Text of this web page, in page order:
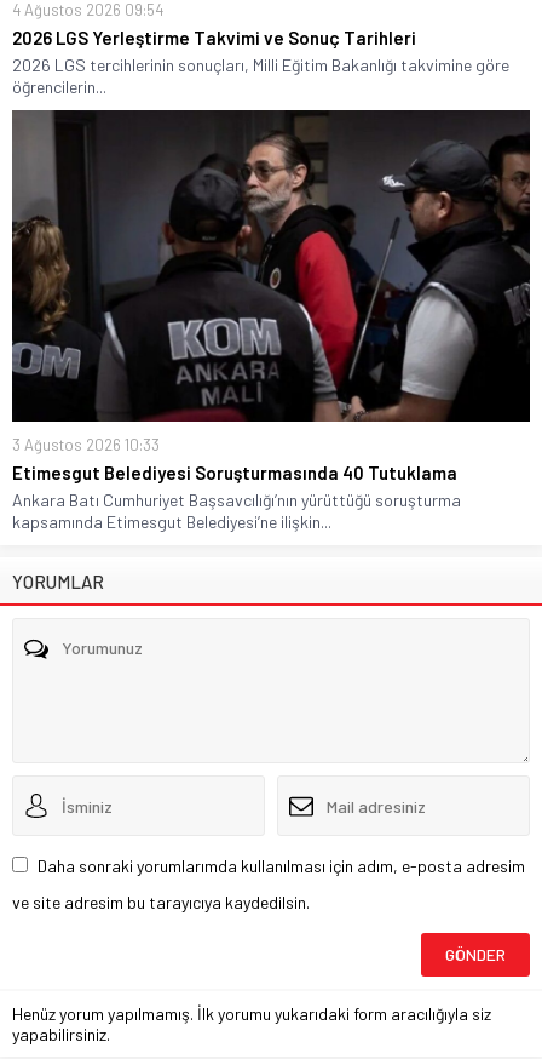
4 Ağustos 2026 09:54
2026 LGS Yerleştirme Takvimi ve Sonuç Tarihleri
2026 LGS tercihlerinin sonuçları, Milli Eğitim Bakanlığı takvimine göre
öğrencilerin...
3 Ağustos 2026 10:33
Etimesgut Belediyesi Soruşturmasında 40 Tutuklama
Ankara Batı Cumhuriyet Başsavcılığı’nın yürüttüğü soruşturma
kapsamında Etimesgut Belediyesi’ne ilişkin...
YORUMLAR
Daha sonraki yorumlarımda kullanılması için adım, e-posta adresim
ve site adresim bu tarayıcıya kaydedilsin.
Henüz yorum yapılmamış. İlk yorumu yukarıdaki form aracılığıyla siz
yapabilirsiniz.